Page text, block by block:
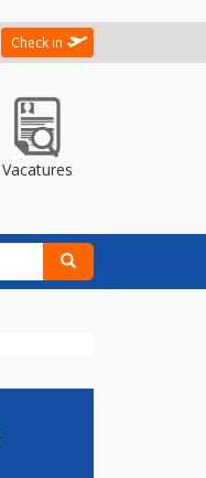
Check in
Vacatures